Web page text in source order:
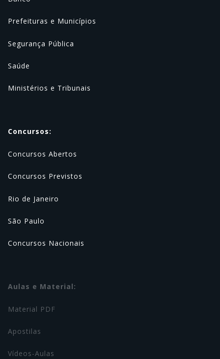
Prefeituras e Municípios
Segurança Pública
Saúde
Ministérios e Tribunais
Concursos:
Concursos Abertos
Concursos Previstos
Rio de Janeiro
São Paulo
Concursos Nacionais
Aulas e Material:
Material PDF
Apostilas
Vídeos-Aulas